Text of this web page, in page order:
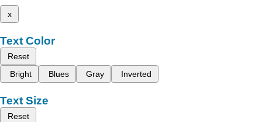
x
Text Color
Reset
Bright
Blues Gray Inverted
Text Size
Reset